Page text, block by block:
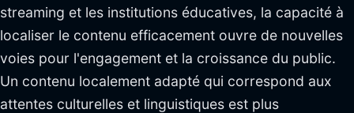
streaming et les institutions éducatives, la capacité à
localiser le contenu efficacement ouvre de nouvelles
voies pour l'engagement et la croissance du public.
Un contenu localement adapté qui correspond aux
attentes culturelles et linguistiques est plus